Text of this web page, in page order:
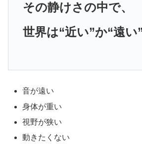
その静けさの中で、
世界は“近い”か“遠い
音が遠い
身体が重い
視野が狭い
動きたくない